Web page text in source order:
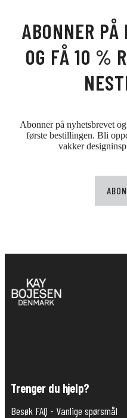
ABONNER PÅ
OG FÅ 10 %
Abonner på nyhetsbrevet
første bestillingen. Bli
vakker
Trenger du hjelp?
Besøk FAQ - Vanlige spørsmål